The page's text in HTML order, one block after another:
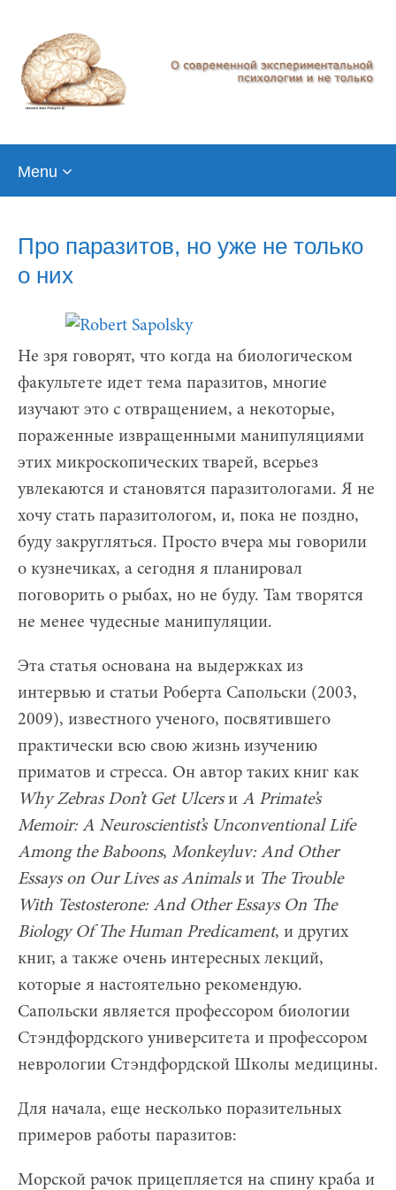
Menu
Про паразитов, но уже не только
о них
Не зря говорят, что когда на биологическом
факультете идет тема паразитов, многие
изучают это с отвращением, а некоторые,
пораженные извращенными манипуляциями
этих микроскопических тварей, всерьез
увлекаются и становятся паразитологами. Я не
хочу стать паразитологом, и, пока не поздно,
буду закругляться. Просто вчера мы говорили
о кузнечиках, а сегодня я планировал
поговорить о рыбах, но не буду. Там творятся
не менее чудесные манипуляции.
Эта статья основана на выдержках из
интервью и статьи Роберта Сапольски (2003,
2009), известного ученого, посвятившего
практически всю свою жизнь изучению
приматов и стресса. Он автор таких книг как
Why Zebras Don’t Get Ulcers и A Primate’s
Memoir: A Neuroscientist’s Unconventional Life
Among the Baboons, Monkeyluv: And Other
Essays on Our Lives as Animalsи The Trouble
With Testosterone: And Other Essays On The
Biology Of The Human Predicament, и других
книг, а также очень интересных лекций,
которые я настоятельно рекомендую.
Сапольски является профессором биологии
Стэндфордского университета и профессором
неврологии Стэндфордской Школы медицины.
Для начала, еще несколько поразительных
примеров работы паразитов:
Морской рачок прицепляется на спину краба и